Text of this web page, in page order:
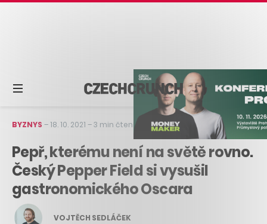
BYZNYS –18. 10. 2021 –3 min čtení
Pepř, kterému není na světě rovno.
Český Pepper Field si vysušil
gastronomického Oscara
VOJTĚCH SEDLÁČEK